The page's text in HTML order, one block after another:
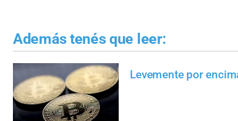
Además tenés que leer:
Levemente por